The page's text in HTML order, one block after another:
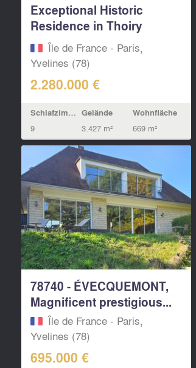
Exceptional Historic
Residence in Thoiry
Town...Île de France - Paris,
Yvelines (78)
2.280.000 €
Schlafzimmern
9
Gelände
3.427 m²
Wohnfläche
669 m²
78740 - ÉVECQUEMONT,
Magnificent prestigious...
Île de France - Paris,
Yvelines (78)
695.000 €